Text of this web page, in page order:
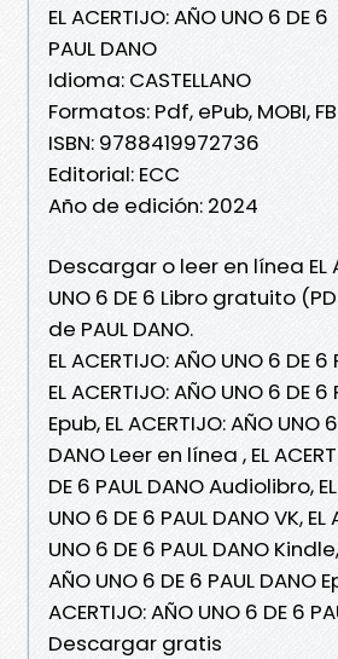
EL ACERTIJO: AÑO UNO 6 DE 6
PAUL DANO
Idioma: CASTELLANO
Formatos: Pdf, ePub, MOBI,
ISBN: 9788419972736
Editorial: ECC
Año de edición: 2024
Descargar o leer en línea EL
UNO 6 DE 6 Libro gratuito
de PAUL DANO.
EL ACERTIJO: AÑO UNO 6 DE 6
EL ACERTIJO: AÑO UNO 6 DE 6
Epub, EL ACERTIJO: AÑO UNO
DANO Leer en línea , EL
DE 6 PAUL DANO Audiolibro,
UNO 6 DE 6 PAUL DANO VK, EL
UNO 6 DE 6 PAUL DANO
AÑO UNO 6 DE 6 PAUL DANO
ACERTIJO: AÑO UNO 6 DE 6
Descargar gratis